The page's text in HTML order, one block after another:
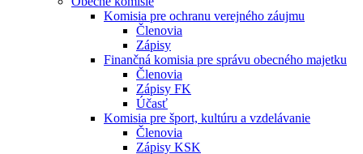
Komisia pre ochranu verejného záujmu
Členovia
Zápisy
Finančná komisia pre správu obecného majetku
Členovia
Zápisy FK
Účasť
Komisia pre šport, kultúru a vzdelávanie
Členovia
Zápisy KSK